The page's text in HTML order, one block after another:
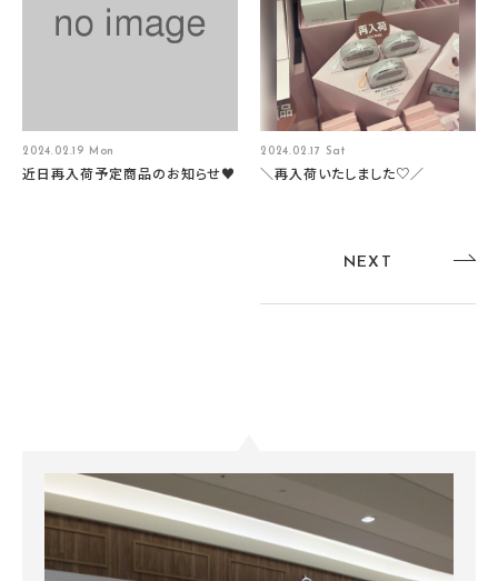
2024.02.19 Mon
近日再入荷予定商品のお知らせ♥
2024.02.17 Sat
＼再入荷いたしました♡／
NEXT